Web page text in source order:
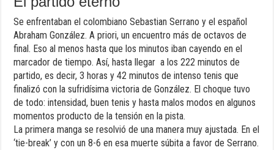
Se enfrentaban el colombiano Sebastian Serrano y el español
Abraham González. A priori, un encuentro más de octavos de
final. Eso al menos hasta que los minutos iban cayendo en el
marcador de tiempo. Así, hasta llegar a los 222 minutos de
partido, es decir, 3 horas y 42 minutos de intenso tenis que
finalizó con la sufridísima victoria de González. El choque tuvo
de todo: intensidad, buen tenis y hasta malos modos en algunos
momentos producto de la tensión en la pista.
La primera manga se resolvió de una manera muy ajustada. En el
‘tie-break’ y con un 8-6 en esa muerte súbita a favor de Serrano.